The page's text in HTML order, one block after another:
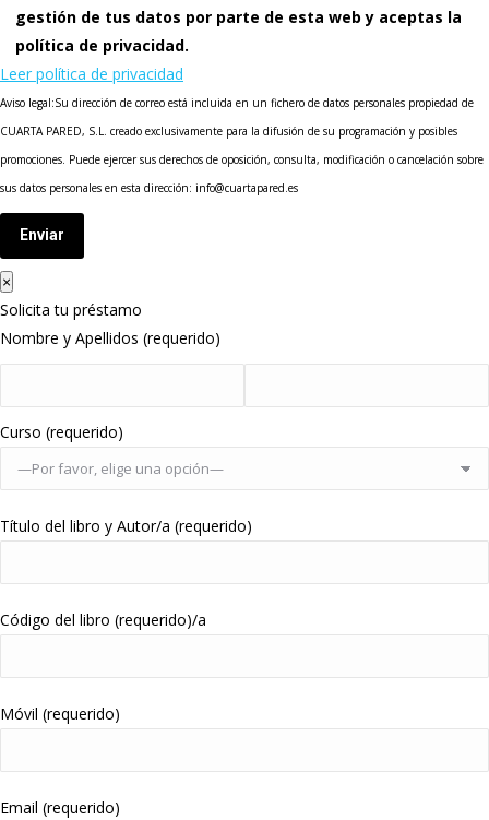
gestión de tus datos por parte de esta web y aceptas la
política de privacidad.
Leer política de privacidad
Aviso legal:Su dirección de correo está incluida en un fichero de datos personales propiedad de
CUARTA PARED, S.L. creado exclusivamente para la difusión de su programación y posibles
promociones. Puede ejercer sus derechos de oposición, consulta, modificación o cancelación sobre
sus datos personales en esta dirección: info@cuartapared.es
Enviar
×
Solicita tu préstamo
Nombre y Apellidos (requerido)
Curso (requerido)
Título del libro y Autor/a (requerido)
Código del libro (requerido)/a
Móvil (requerido)
Email (requerido)